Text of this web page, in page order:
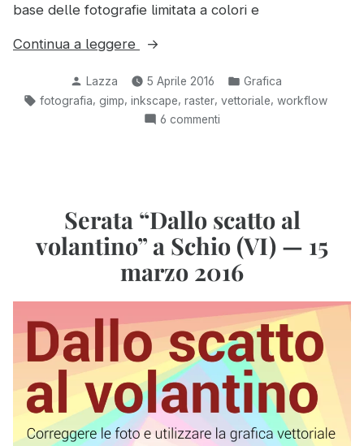
base delle fotografie limitata a colori e
Continua a leggere
“Correggere
colori
delle
foto
realizzare
un
volantino
con
Pubblicato
da
Lazza 5 Aprile 2016
Pubblicato
in:
Grafica
Tag:
fotografia, gimp, inkscape, raster, vettoriale, workflow
6 commenti
con
GIMP
realizzare
volantino
con
Inkscape
Serata “Dallo scatto al
volantino” a Schio (VI) — 15
marzo 2016